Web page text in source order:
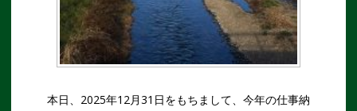
本日、2025年12月31日をもちまして、今年の仕事納